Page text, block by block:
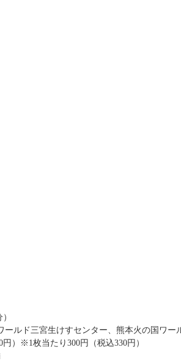
ールド三宮生けすセンター、熊本火の国ワ
）※1枚当たり300円（税込330円）